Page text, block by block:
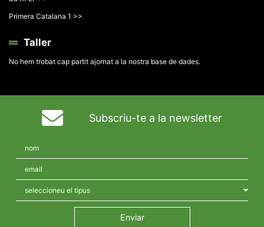
Primera Catalana 1 >>
Taller
No hem trobat cap partit ajornat a la nostra base de dades.
Subscriu-te a la newsletter